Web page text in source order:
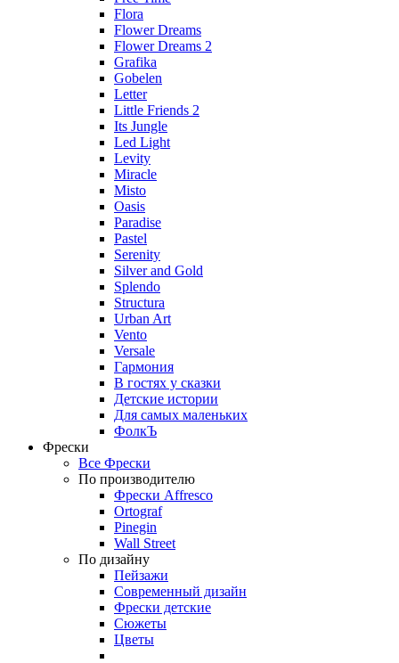
Flora
Flower Dreams
Flower Dreams 2
Grafika
Gobelen
Letter
Little Friends 2
Its Jungle
Led Light
Levity
Miracle
Misto
Oasis
Paradise
Pastel
Serenity
Silver and Gold
Splendo
Structura
Urban Art
Vento
Versale
Гармония
В гостях у сказки
Детские истории
Для самых маленьких
ФолкЪ
Фрески
Все Фрески
По производителю
Фрески Affresco
Ortograf
Pinegin
Wall Street
По дизайну
Пейзажи
Современный дизайн
Фрески детские
Сюжеты
Цветы